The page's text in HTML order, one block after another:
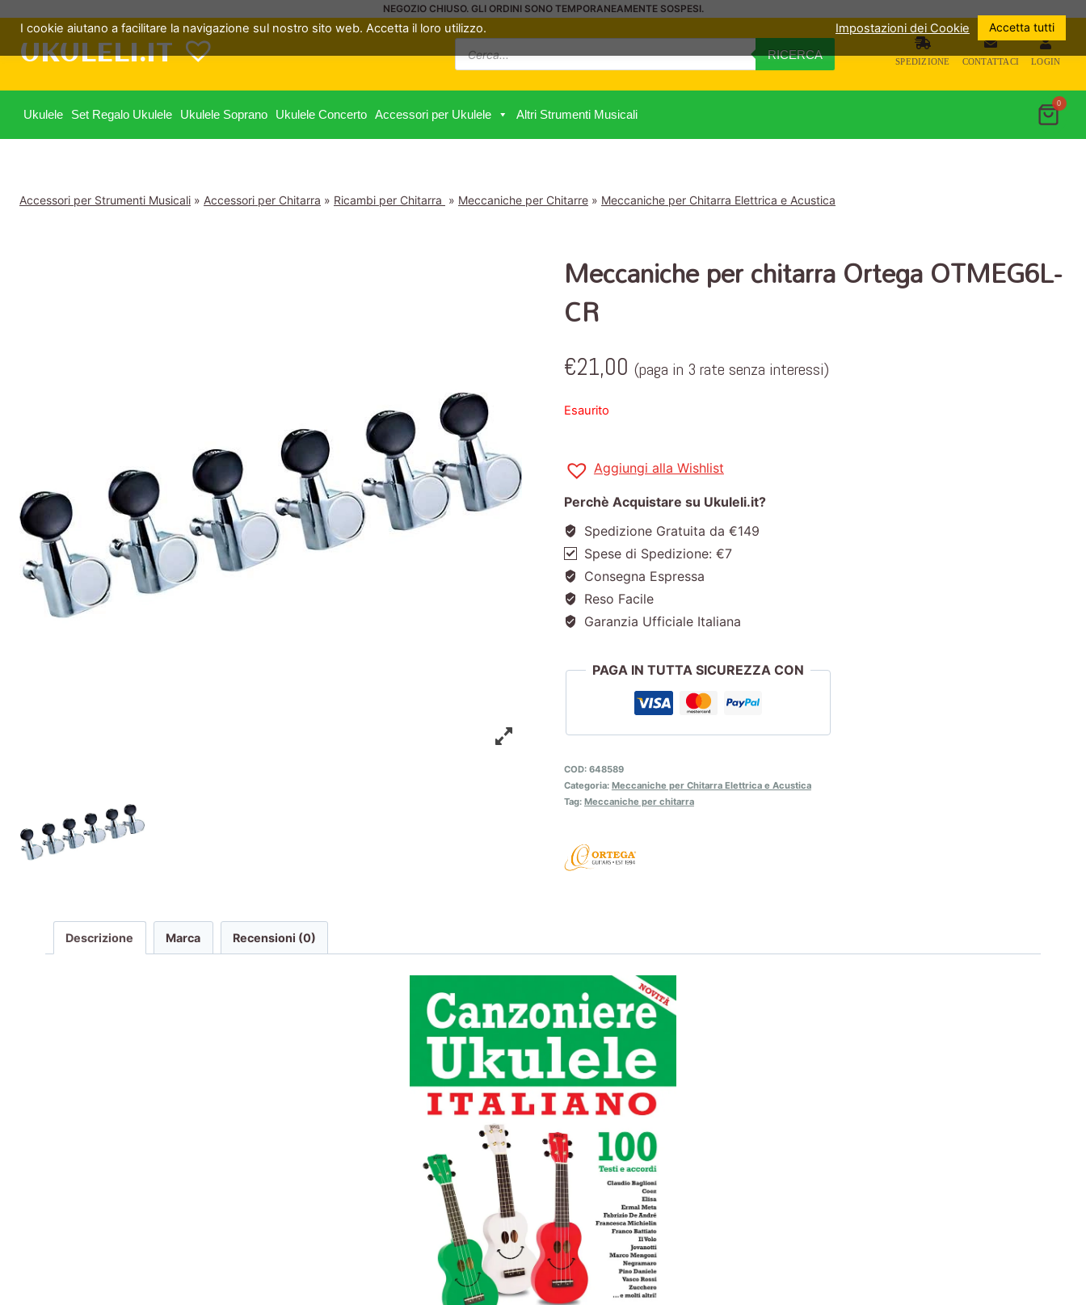
contenuto
NEGOZIO CHIUSO. GLI ORDINI SONO TEMPORANEAMENTE SOSPESI.
UKULELI.IT
Ricerca
prodotti
RICERCA SPEDIZIONE CONTATTACI LOGIN
Ukulele Set Regalo Ukulele Ukulele Soprano Ukulele Concerto Accessori per Ukulele Altri Strumenti Musicali
0
Accessori per Strumenti Musicali » Accessori per Chitarra » Ricambi per Chitarra » Meccaniche per Chitarre » Meccaniche per Chitarra Elettrica e Acustica
Meccaniche per chitarra Ortega OTMEG6L-
CR
€21,00 (paga in 3 rate senza interessi)
Esaurito
Aggiungi alla Wishlist
Perchè Acquistare su Ukuleli.it?
Spedizione Gratuita da €149
Spese di Spedizione: €7
Consegna Espressa
Reso Facile
Garanzia Ufficiale Italiana
PAGA IN TUTTA SICUREZZA CON
COD: 648589
Categoria: Meccaniche per Chitarra Elettrica e Acustica
Tag: Meccaniche per chitarra
Descrizione Marca Recensioni (0)
I cookie aiutano a facilitare la navigazione sul nostro sito web. Accetta il loro utilizzo. Impostazioni dei Cookie Accetta tutti